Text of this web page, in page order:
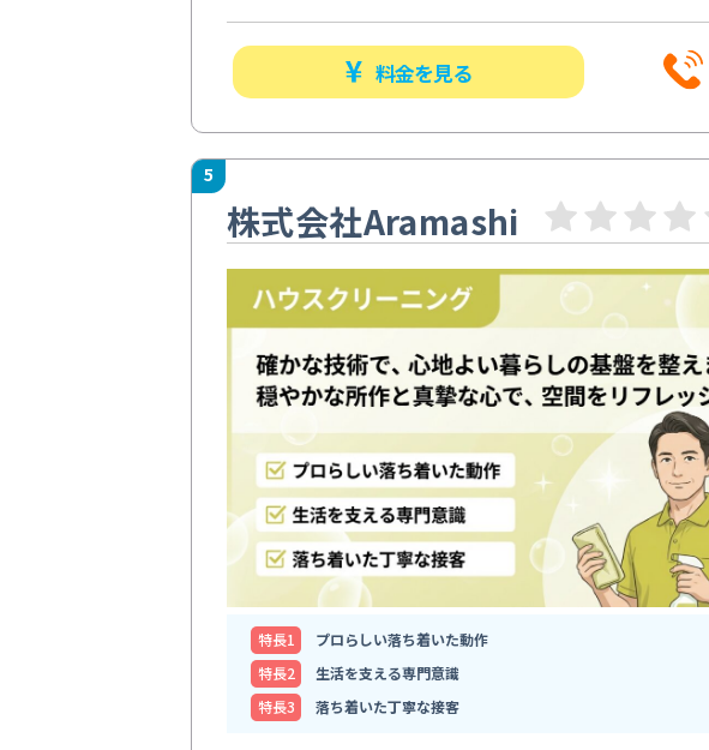
料金を見る
5
株式会社Aramashi
特⻑1
プロらしい落ち着いた動作
特⻑2
生活を支える専門意識
特⻑3
落ち着いた丁寧な接客